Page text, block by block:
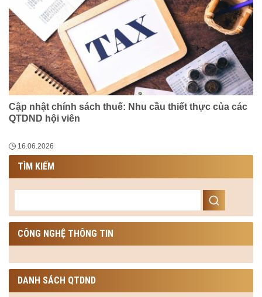
Cập nhật chính sách thuế: Nhu cầu thiết thực của các
QTDND hội viên
16.06.2026
TÌM KIẾM
CÔNG NGHỆ THÔNG TIN
DANH SÁCH QTDND